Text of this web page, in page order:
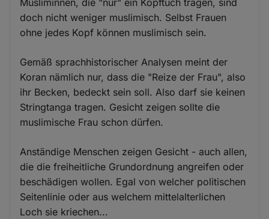
doch nicht weniger muslimisch. Selbst Frauen
ohne jedes Kopf können muslimisch sein.
Gemäß sprachhistorischer Analysen meint der
Koran nämlich nur, dass die "Reize der Frau", also
ihr Becken, bedeckt sein soll. Also darf sie keinen
Stringtanga tragen. Gesicht zeigen sollte die
muslimische Frau schon dürfen.
Anständige Menschen zeigen Gesicht - auch allen,
die die freiheitliche Grundordnung angreifen oder
beschädigen wollen. Egal von welcher politischen
Seitenlinie oder aus welchem mittelalterlichen
Loch sie kriechen...